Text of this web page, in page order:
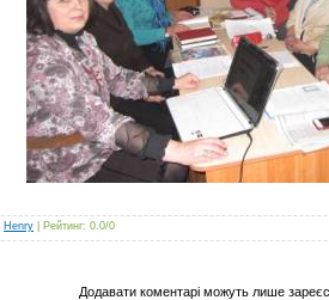
Henry Рейтинг: 0.0/0
Додавати коментарі можуть лише